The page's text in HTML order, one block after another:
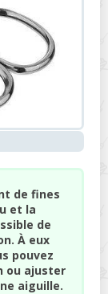
de fines
et la
de
À eux
pouvez
ou ajuster
aiguille.